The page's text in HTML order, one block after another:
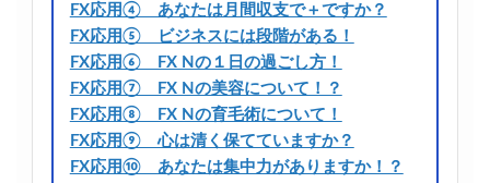
FX応用④ あなたは月間収支で＋ですか？
FX応用⑤ ビジネスには段階がある！
FX応用⑥ FX Nの１日の過ごし方！
FX応用⑦ FX Nの美容について！？
FX応用⑧ FX Nの育毛術について！
FX応用⑨ 心は清く保てていますか？
FX応用⑩ あなたは集中力がありますか！？